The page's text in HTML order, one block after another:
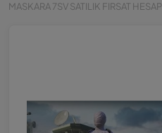
MASKARA 7SV SATILIK FIRSAT HESAP